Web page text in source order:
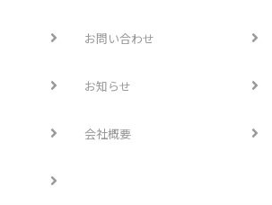
お問い合わせ
お知らせ
会社概要